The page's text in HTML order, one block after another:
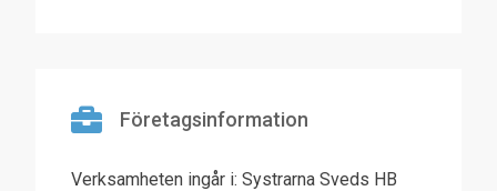
Företagsinformation
Verksamheten ingår i: Systrarna Sveds HB